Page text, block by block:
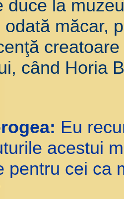
duce la
măcar,
când Horia
Eu
acestui
pentru cei ca